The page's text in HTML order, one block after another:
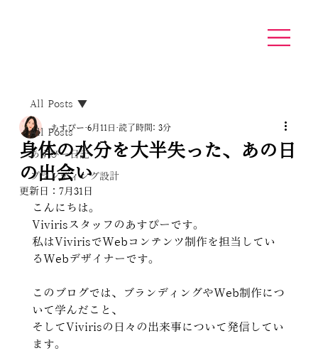
All Posts
あすぴー日記
ブランディング設計
All Posts
身体の水分を大半失った、あの日
の出会い
あすぴー 6月11日 読了時間: 3分
更新日： 7月31日
こんにちは。
Vivirisスタッフのあすぴーです。
私はVivirisでWebコンテンツ制作を担当してい
るWebデザイナーです。
このブログでは、ブランディングやWeb制作につ
いて学んだこと、
そしてVivirisの日々の出来事について発信してい
ます。